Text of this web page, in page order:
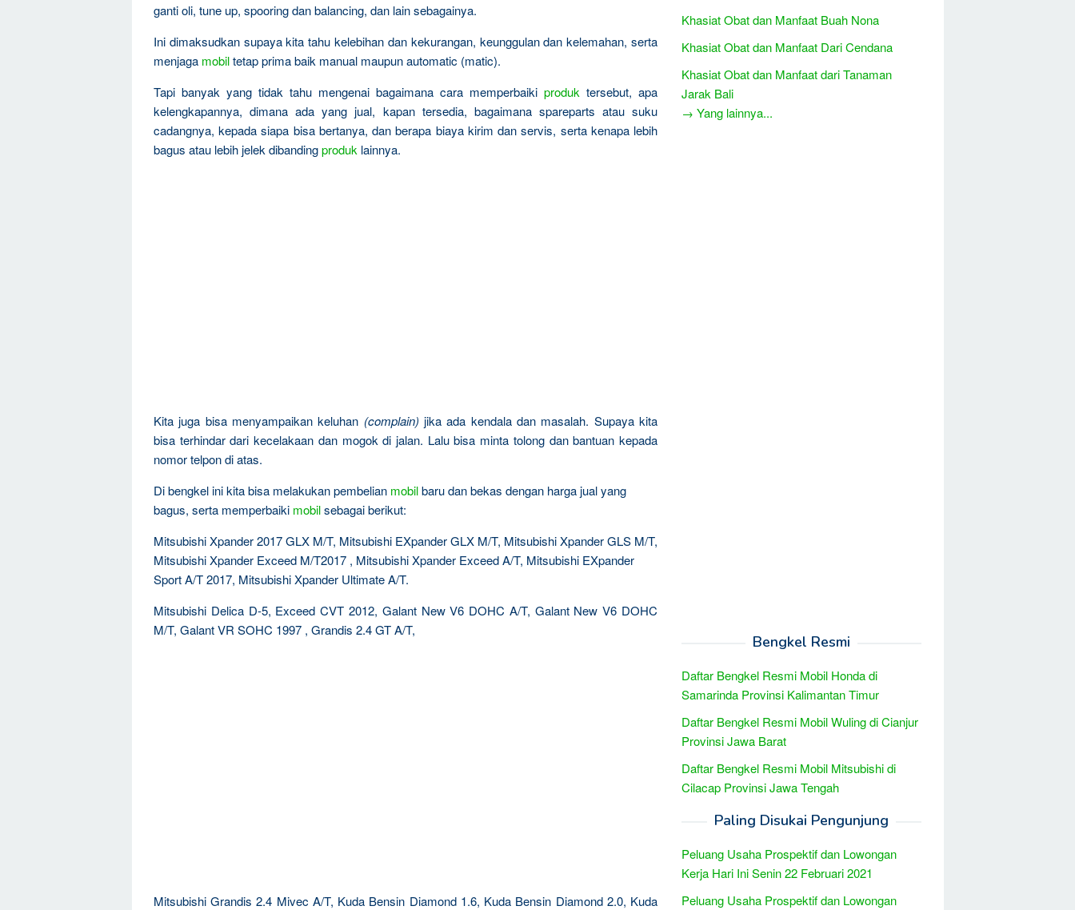
ganti oli, tune up, spooring dan balancing, dan lain sebagainya.
Ini dimaksudkan supaya kita tahu kelebihan dan kekurangan, keunggulan dan kelemahan, serta
menjaga mobiltetap prima baik manual maupun automatic (matic).
Tapi banyak yang tidak tahu mengenai bagaimana cara memperbaiki produk tersebut, apa
kelengkapannya, dimana ada yang jual, kapan tersedia, bagaimana spareparts atau suku
cadangnya, kepada siapa bisa bertanya, dan berapa biaya kirim dan servis, serta kenapa lebih
bagus atau lebih jelek dibandingproduk lainnya.
Kita juga bisa menyampaikan keluhan (complain) jika ada kendala dan masalah. Supaya kita
bisa terhindar dari kecelakaan dan mogok di jalan. Lalu bisa minta tolong dan bantuan kepada
nomor telpon di atas.
Di bengkel ini kita bisa melakukan pembelian mobilbaru dan bekas dengan harga jual yang
bagus, serta memperbaiki mobilsebagai berikut:
Mitsubishi Xpander 2017 GLX M/T, Mitsubishi EXpander GLX M/T, Mitsubishi Xpander GLS M/T,
Mitsubishi Xpander Exceed M/T2017 , Mitsubishi Xpander Exceed A/T, Mitsubishi EXpander
Sport A/T 2017, Mitsubishi Xpander Ultimate A/T.
Mitsubishi Delica D-5, Exceed CVT 2012, Galant New V6 DOHC A/T, Galant New V6 DOHC
M/T, Galant VR SOHC 1997 , Grandis 2.4 GT A/T,
Mitsubishi Grandis 2.4 Mivec A/T, Kuda Bensin Diamond 1.6, Kuda Bensin Diamond 2.0, Kuda
Khasiat Obat dan Manfaat Buah Nona
Khasiat Obat dan Manfaat Dari Cendana
Khasiat Obat dan Manfaat dari Tanaman
Jarak Bali
→ Yang lainnya...
Bengkel Resmi
Daftar Bengkel Resmi Mobil Honda di
Samarinda Provinsi Kalimantan Timur
Daftar Bengkel Resmi Mobil Wuling di Cianjur
Provinsi Jawa Barat
Daftar Bengkel Resmi Mobil Mitsubishi di
Cilacap Provinsi Jawa Tengah
Paling Disukai Pengunjung
Peluang Usaha Prospektif dan Lowongan
Kerja Hari Ini Senin 22 Februari 2021
Peluang Usaha Prospektif dan Lowongan